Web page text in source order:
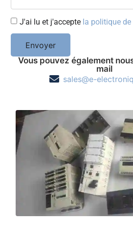
J'ai lu et j'accepte la politique
Envoyer
Vous pouvez également
mail
sales@e-